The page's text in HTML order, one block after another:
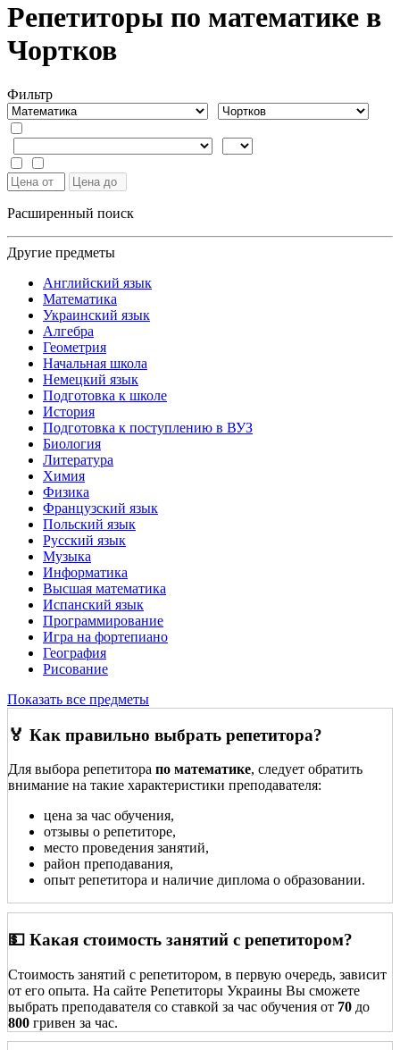
Репетиторы по математике в
Чортков
Фильтр
Расширенный поиск
Другие предметы
Английский язык
Математика
Украинский язык
Алгебра
Геометрия
Начальная школа
Немецкий язык
Подготовка к школе
История
Подготовка к поступлению в ВУЗ
Биология
Литература
Химия
Физика
Французский язык
Польский язык
Русский язык
Музыка
Информатика
Высшая математика
Испанский язык
Программирование
Игра на фортепиано
География
Рисование
Показать все предметы
🏅 Как правильно выбрать репетитора?
Для выбора репетитора по математике, следует обратить
внимание на такие характеристики преподавателя:
цена за час обучения,
отзывы о репетиторе,
место проведения занятий,
район преподавания,
опыт репетитора и наличие диплома о образовании.
💵 Какая стоимость занятий с репетитором?
Стоимость занятий с репетитором, в первую очередь, зависит
от его опыта. На сайте Репетиторы Украины Вы сможете
выбрать преподавателя со ставкой за час обучения от 70 до
800 гривен за час.